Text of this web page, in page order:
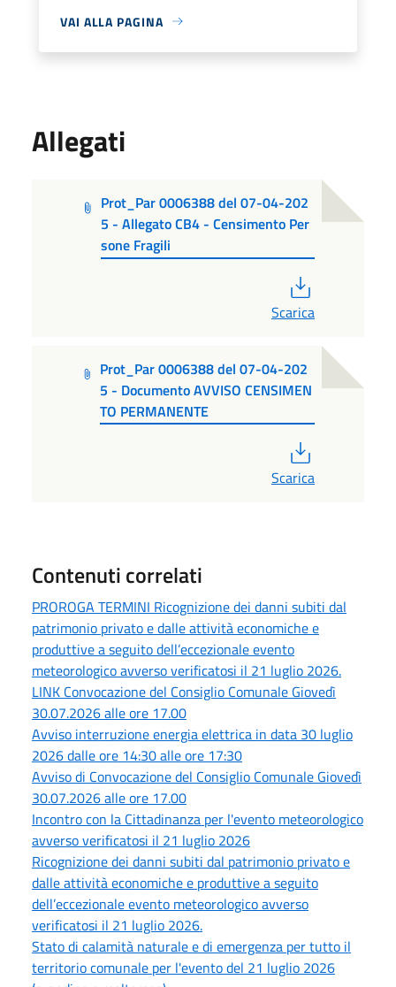
VAI ALLA PAGINA
Allegati
Prot_Par 0006388 del 07-04-202
5 - Allegato CB4 - Censimento Per
sone Fragili
Scarica
Prot_Par 0006388 del 07-04-202
5 - Documento AVVISO CENSIMEN
TO PERMANENTE
Scarica
Contenuti correlati
PROROGA TERMINI Ricognizione dei danni subiti dal
patrimonio privato e dalle attività economiche e
produttive a seguito dell’eccezionale evento
meteorologico avverso verificatosi il 21 luglio 2026.
LINK Convocazione del Consiglio Comunale Giovedì
30.07.2026 alle ore 17.00
Avviso interruzione energia elettrica in data 30 luglio
2026 dalle ore 14:30 alle ore 17:30
Avviso di Convocazione del Consiglio Comunale Giovedì
30.07.2026 alle ore 17.00
Incontro con la Cittadinanza per l'evento meteorologico
avverso verificatosi il 21 luglio 2026
Ricognizione dei danni subiti dal patrimonio privato e
dalle attività economiche e produttive a seguito
dell’eccezionale evento meteorologico avverso
verificatosi il 21 luglio 2026.
Stato di calamità naturale e di emergenza per tutto il
territorio comunale per l'evento del 21 luglio 2026